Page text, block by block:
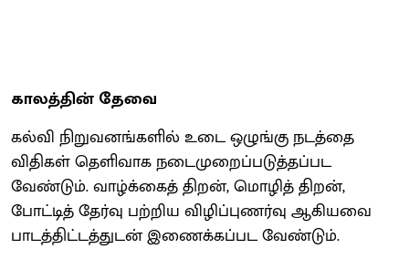
காலத்தின் தேவை
கல்வி நிறுவனங்களில் உடை ஒழுங்கு நடத்தை
விதிகள் தெளிவாக நடைமுறைப்படுத்தப்பட
வேண்டும். வாழ்க்கைத் திறன், மொழித் திறன்,
போட்டித் தேர்வு பற்றிய விழிப்புணர்வு ஆகியவை
பாடத்திட்டத்துடன் இணைக்கப்பட வேண்டும்.